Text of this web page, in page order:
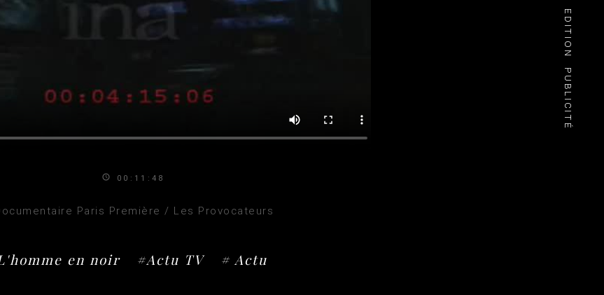
EDITION
PUBLICITÉ
00:11:48
Paris Première / Les Provocateurs
en noir #Actu TV # Actu